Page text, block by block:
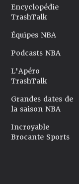
Encyclopédie
TrashTalk
Équipes NBA
Podcasts NBA
L'Apéro
TrashTalk
Grandes dates de
la saison NBA
Incroyable
Brocante Sports